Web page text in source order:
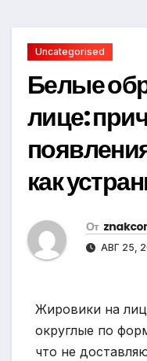
Uncategorised
Белые
лице:
как
От
АВГ 25,
Жировики на
округлые по
что не